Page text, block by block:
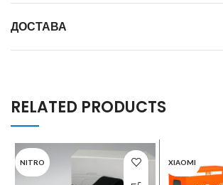
ДОСТАВА
RELATED PRODUCTS
NITRO XIAOMI